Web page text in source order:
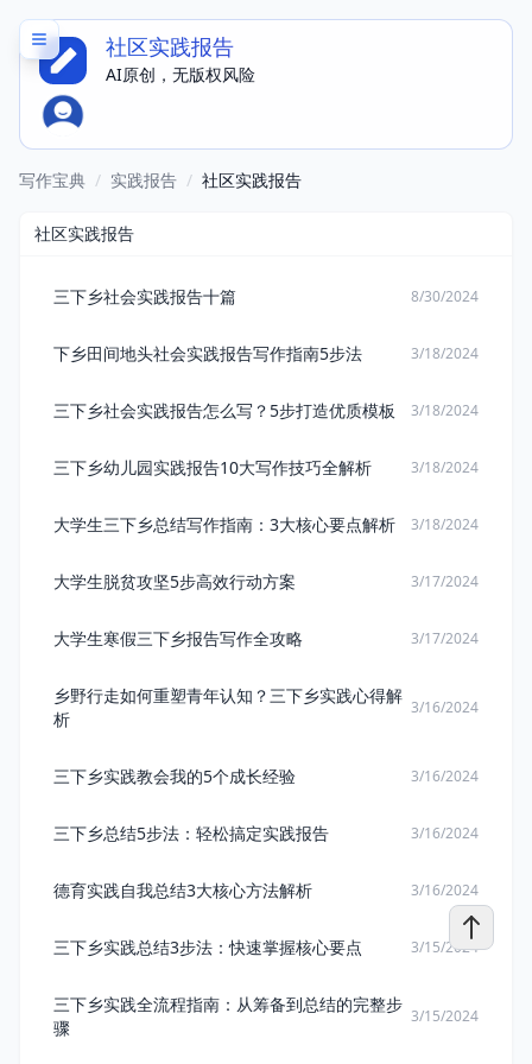
社区实践报告
AI原创，无版权风险
写作宝典 / 实践报告 / 社区实践报告
社区实践报告
三下乡社会实践报告十篇 8/30/2024
下乡田间地头社会实践报告写作指南5步法 3/18/2024
三下乡社会实践报告怎么写？5步打造优质模板 3/18/2024
三下乡幼儿园实践报告10大写作技巧全解析 3/18/2024
大学生三下乡总结写作指南：3大核心要点解析 3/18/2024
大学生脱贫攻坚5步高效行动方案 3/17/2024
大学生寒假三下乡报告写作全攻略 3/17/2024
乡野行走如何重塑青年认知？三下乡实践心得解
析
3/16/2024
三下乡实践教会我的5个成长经验 3/16/2024
三下乡总结5步法：轻松搞定实践报告 3/16/2024
德育实践自我总结3大核心方法解析 3/16/2024
三下乡实践总结3步法：快速掌握核心要点 3/15/2024
三下乡实践全流程指南：从筹备到总结的完整步
骤
3/15/2024